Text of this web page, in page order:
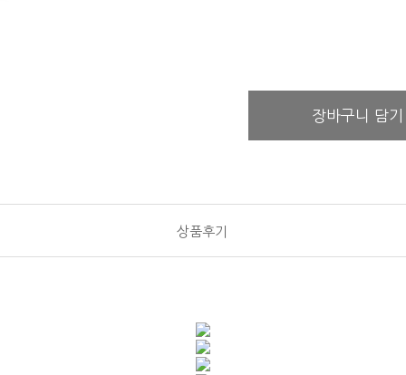
장바구니 담기
상품후기